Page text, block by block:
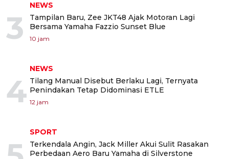
3
NEWS
Tampilan Baru, Zee JKT48 Ajak Motoran Lagi
Bersama Yamaha Fazzio Sunset Blue
10 jam
4
NEWS
Tilang Manual Disebut Berlaku Lagi, Ternyata
Penindakan Tetap Didominasi ETLE
12 jam
SPORT
Terkendala Angin, Jack Miller Akui Sulit Rasakan
Perbedaan Aero Baru Yamaha di Silverstone